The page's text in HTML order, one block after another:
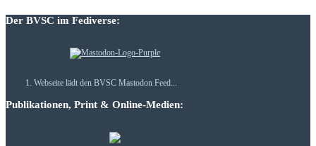
Der BVSC im Fediverse:
Webseite lädt den BVSC Mastodon Feed...
Publikationen, Print & Online-Medien: